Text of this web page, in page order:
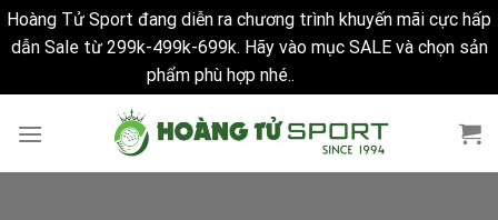
Hoàng Tử Sport đang diễn ra chương trình khuyến mãi cực hấp
dẫn Sale từ 299k-499k-699k. Hãy vào mục SALE và chọn sản
phẩm phù hợp nhé..